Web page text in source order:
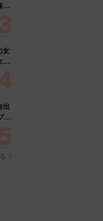
会
女
学
出
姿